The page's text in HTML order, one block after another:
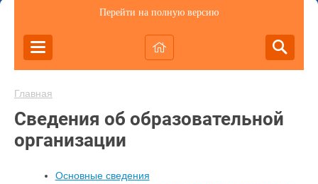
Перейти на полную версию
Главная
Сведения об образовательной
организации
Основные сведения